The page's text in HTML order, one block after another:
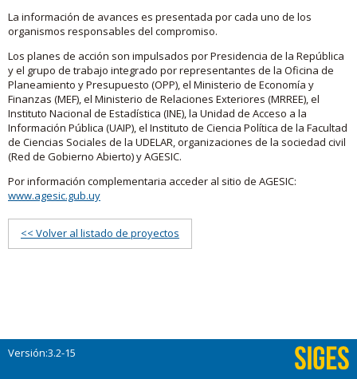
La información de avances es presentada por cada uno de los
organismos responsables del compromiso.
Los planes de acción son impulsados por Presidencia de la República
y el grupo de trabajo integrado por representantes de la Oficina de
Planeamiento y Presupuesto (OPP), el Ministerio de Economía y
Finanzas (MEF), el Ministerio de Relaciones Exteriores (MRREE), el
Instituto Nacional de Estadística (INE), la Unidad de Acceso a la
Información Pública (UAIP), el Instituto de Ciencia Política de la Facultad
de Ciencias Sociales de la UDELAR, organizaciones de la sociedad civil
(Red de Gobierno Abierto) y AGESIC.
Por información complementaria acceder al sitio de AGESIC:
www.agesic.gub.uy
<< Volver al listado de proyectos
Versión:3.2-15